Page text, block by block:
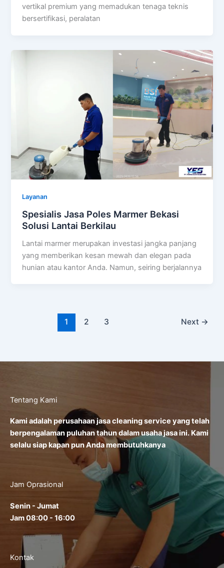
vertikal premium yang memadukan tenaga teknis
bersertifikasi, peralatan
Layanan
Spesialis Jasa Poles Marmer Bekasi
Solusi Lantai Berkilau
Lantai marmer merupakan investasi jangka panjang
yang memberikan kesan mewah dan elegan pada
hunian atau kantor Anda. Namun, seiring berjalannya
1 2 3 Next →
Tentang Kami
Kami adalah perusahaan jasa cleaning service yang telah
berpengalaman puluhan tahun dalam usaha jasa ini. Kami
selalu siap kapan pun Anda membutuhkanya
Jam Oprasional
Senin - Jumat
Jam 08:00 - 16:00
Kontak